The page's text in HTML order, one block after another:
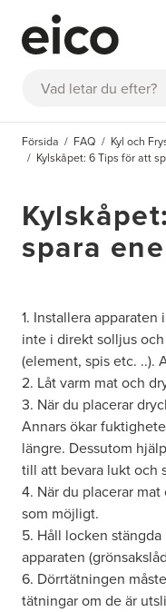
Sök
Försida FAQ Kyl och
Kylskåpet: 6 Tips för att
spara
1. Installera
inte i direkt solljus
(element, spis etc. ..).
2. Låt varm mat och
3. När du placerar
Annars ökar
längre. Dessutom
till att bevara lukt och
4. När du placerar
som möjligt.
5. Håll locken
apparaten
6. Dörrtätningen
tätningar om de är